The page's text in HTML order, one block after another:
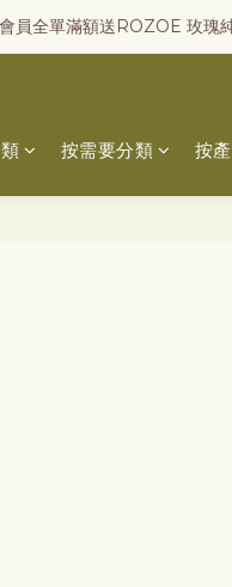
員全單滿額送ROZOE 玫瑰
按需要分類 按